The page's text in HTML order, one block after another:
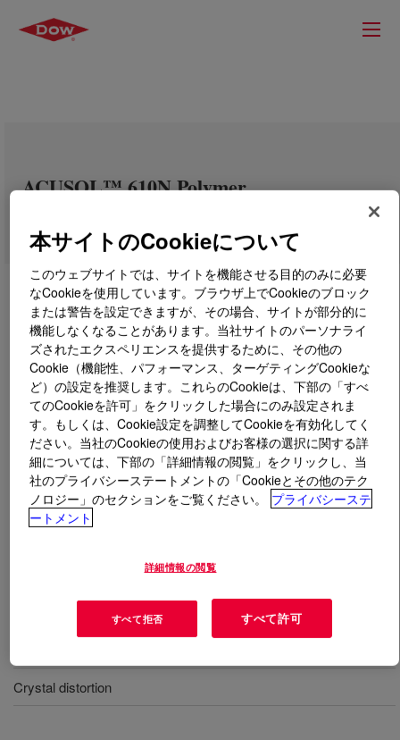
ACUSOL™ 610N Polymer
とはACUSOL™ 610N Polymer?
A homopolymer of acrylic acid with an optimized
molecular weight to be used in different applications such
as: liquid fabric wash, laundry additives, industrial and
Crystal distortion
本サイトのCookieについて
このウェブサイトでは、サイトを機能させる目的のみに必要
なCookieを使用しています。ブラウザ上でCookieのブロック
または警告を設定できますが、その場合、サイトが部分的に
機能しなくなることがあります。当社サイトのパーソナライ
ズされたエクスペリエンスを提供するために、その他の
Cookie（機能性、パフォーマンス、ターゲティングCookieな
ど）の設定を推奨します。これらのCookieは、下部の「すべ
てのCookieを許可」をクリックした場合にのみ設定されま
す。もしくは、Cookie設定を調整してCookieを有効化してく
ださい。当社のCookieの使用およびお客様の選択に関する詳
細については、下部の「詳細情報の閲覧」をクリックし、当
社のプライバシーステートメントの「Cookieとその他のテク
ノロジー」のセクションをご覧ください。
プライバシーステ
ートメント
詳細情報の閲覧
すべて拒否 すべて許可